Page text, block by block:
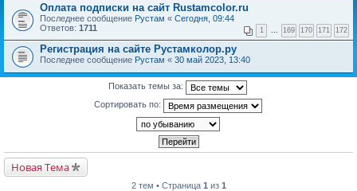
Оплата подписки на сайт Rustamcolor.ru
Последнее сообщение Рустам « Сегодня, 09:44
Ответов: 1711 1 169 170 171 172
Регистрация на сайте Рустамколор.ру
Последнее сообщение Рустам « 30 май 2023, 13:40
Показать темы за:
Сортировать по:
Новая Тема
2 тем • Страница 1 из 1